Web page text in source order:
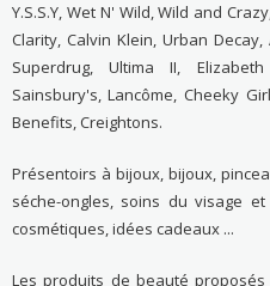
Y.S.S.Y, Wet N' Wild, Wild and
Clarity, Calvin Klein, Urban
Superdrug, Ultima II,
Sainsbury's, Lancôme, Cheeky
Benefits, Creightons.
Présentoirs à bijoux, bijoux,
séche-ongles, soins du visage
cosmétiques, idées cadeaux ...
Les produits de beauté